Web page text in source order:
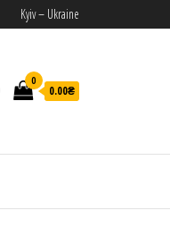
Kyiv – Ukraine
0
0.00₴